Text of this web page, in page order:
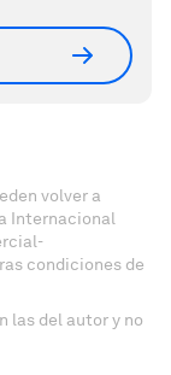
volver a
Internacional
condiciones de
las del autor y no